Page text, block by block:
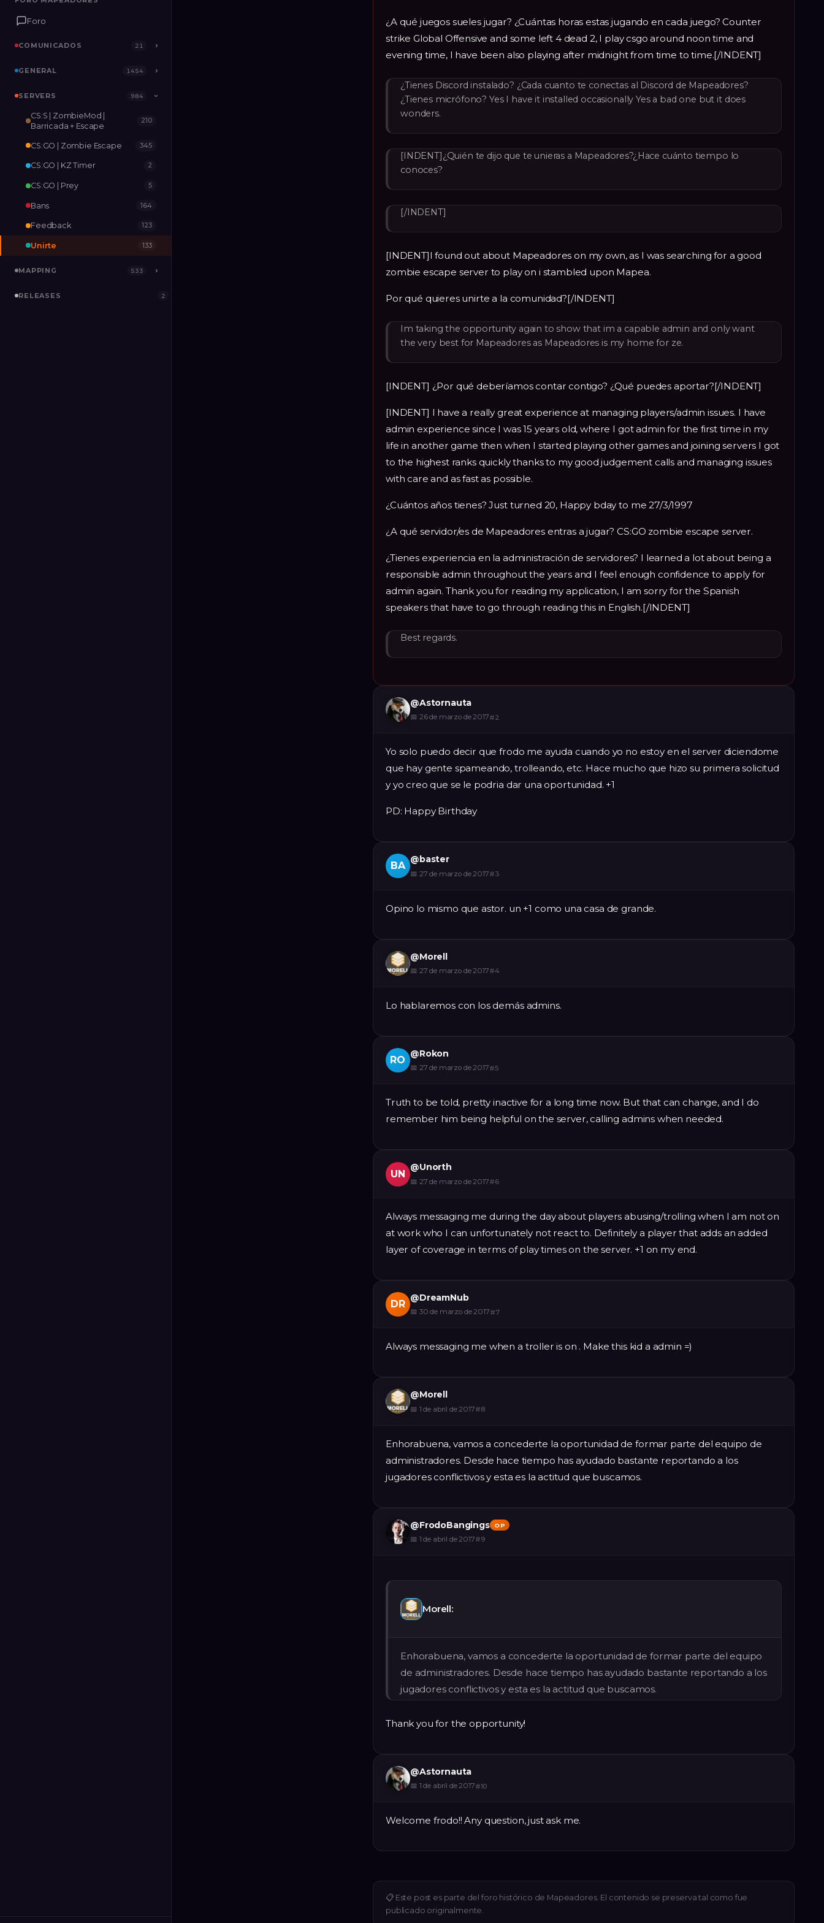
Foro
COMUNICADOS 21 ›
GENERAL 1454 ›
SERVERS 984 ›
MAPPING 533
RELEASES
Foro
COMUNICADOS 21 ›
GENERAL 1454 ›
SERVERS 984 ›
CS:S | ZombieMod |
Barricada + Escape
210
CS:GO | Zombie Escape 345
CS:GO | KZ Timer 2
CS:GO | Prey 5
Bans 164
Feedback 123
Unirte 133
MAPPING 533 ›
RELEASES 2
¿A qué juegos sueles jugar? ¿Cuántas horas estas jugando en cada juego? Counter
strike Global Offensive and some left 4 dead 2, I play csgo around noon time and
evening time, I have been also playing after midnight from time to time.[/INDENT]
¿Tienes Discord instalado? ¿Cada cuanto te conectas al Discord de Mapeadores?
¿Tienes micrófono? Yes I have it installed occasionally Yes a bad one but it does
wonders.
[INDENT]¿Quién te dijo que te unieras a Mapeadores?¿Hace cuánto tiempo lo
conoces?
[/INDENT]
[INDENT]I found out about Mapeadores on my own, as I was searching for a good
zombie escape server to play on i stambled upon Mapea.
Por qué quieres unirte a la comunidad?[/INDENT]
Im taking the opportunity again to show that im a capable admin and only want
the very best for Mapeadores as Mapeadores is my home for ze.
[INDENT] ¿Por qué deberíamos contar contigo? ¿Qué puedes aportar?[/INDENT]
[INDENT] I have a really great experience at managing players/admin issues. I have
admin experience since I was 15 years old, where I got admin for the first time in my
life in another game then when I started playing other games and joining servers I got
to the highest ranks quickly thanks to my good judgement calls and managing issues
with care and as fast as possible.
¿Cuántos años tienes? Just turned 20, Happy bday to me 27/3/1997
¿A qué servidor/es de Mapeadores entras a jugar? CS:GO zombie escape server.
¿Tienes experiencia en la administración de servidores? I learned a lot about being a
responsible admin throughout the years and I feel enough confidence to apply for
admin again. Thank you for reading my application, I am sorry for the Spanish
speakers that have to go through reading this in English.[/INDENT]
Best regards.
@Astornauta
📅 26 de marzo de 2017#2
Yo solo puedo decir que frodo me ayuda cuando yo no estoy en el server diciendome
que hay gente spameando, trolleando, etc. Hace mucho que hizo su primera solicitud
y yo creo que se le podria dar una oportunidad. +1
PD: Happy Birthday
BA
@baster
📅 27 de marzo de 2017#3
Opino lo mismo que astor. un +1 como una casa de grande.
@Morell
📅 27 de marzo de 2017#4
Lo hablaremos con los demás admins.
RO
@Rokon
📅 27 de marzo de 2017#5
Truth to be told, pretty inactive for a long time now. But that can change, and I do
remember him being helpful on the server, calling admins when needed.
UN
@Unorth
📅 27 de marzo de 2017#6
Always messaging me during the day about players abusing/trolling when I am not on
at work who I can unfortunately not react to. Definitely a player that adds an added
layer of coverage in terms of play times on the server. +1 on my end.
DR
@DreamNub
📅 30 de marzo de 2017#7
Always messaging me when a troller is on . Make this kid a admin =)
@Morell
📅 1 de abril de 2017#8
Enhorabuena, vamos a concederte la oportunidad de formar parte del equipo de
administradores. Desde hace tiempo has ayudado bastante reportando a los
jugadores conflictivos y esta es la actitud que buscamos.
@FrodoBangings OP
📅 1 de abril de 2017#9
Morell:
Enhorabuena, vamos a concederte la oportunidad de formar parte del equipo
de administradores. Desde hace tiempo has ayudado bastante reportando a los
jugadores conflictivos y esta es la actitud que buscamos.
Thank you for the opportunity!
@Astornauta
📅 1 de abril de 2017#10
Welcome frodo!! Any question, just ask me.
📋 Este post es parte del foro histórico de Mapeadores. El contenido se preserva tal como fue
publicado originalmente.